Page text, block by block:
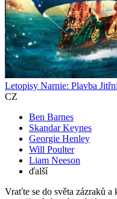
Letopisy Narnie: Plavba
CZ
Ben Barnes
Skandar Keynes
Georgie Henley
Will Poulter
Liam Neeson
ďalší
Vraťte se do světa zázraků